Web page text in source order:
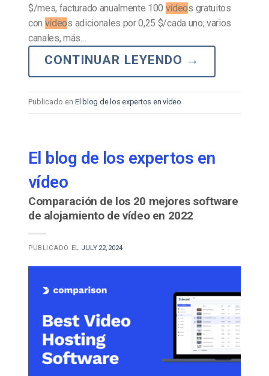
$/mes, facturado anualmente 100 vídeos gratuitos
con vídeos adicionales por 0,25 $/cada uno; varios
canales, más…
CONTINUAR LEYENDO →
Publicado en El blog de los expertos en vídeo
El blog de los expertos en
vídeo
Comparación de los 20 mejores software
de alojamiento de vídeo en 2022
PUBLICADO EL JULY 22, 2024